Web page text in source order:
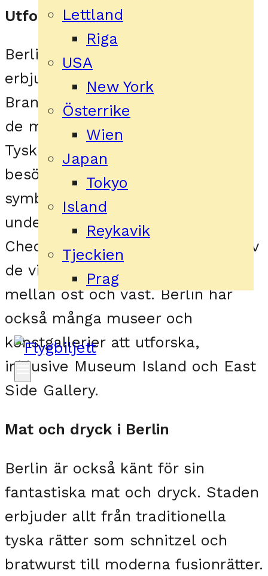
Lettland
Riga
USA
New York
Österrike
Wien
Japan
Tokyo
Island
Reykavik
Tjeckien
Prag
Utforska stadens sevärdheter
Berlin har många sevärdheter att
erbjuda för besökare, inklusive
Brandenburger Tor, som är en av
de mest kända landmärkena i
Tyskland. Besökare kan också
besöka Berlinmuren, som var en
symbol för delningen av staden
under kalla kriget, eller
Checkpoint Charlie, som var en av
de viktigaste gränsövergångarna
mellan öst och väst. Berlin har
också många museer och
konstgallerier att utforska,
inklusive Museum Island och East
Side Gallery.
Mat och dryck i Berlin
Berlin är också känt för sin
fantastiska mat och dryck. Staden
erbjuder allt från traditionella
tyska rätter som schnitzel och
bratwurst till moderna fusionrätter.